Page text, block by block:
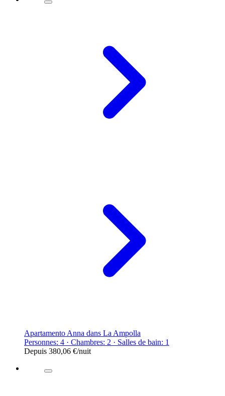
Apartamento Anna dans La Ampolla
Personnes: 4 · Chambres: 2 · Salles de bain: 1
Depuis 380,06 €/nuit